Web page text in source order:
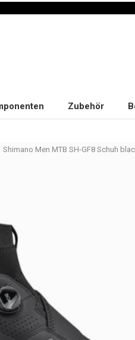
Zubehör
Shimano Men MTB SH-GF8 Schuh